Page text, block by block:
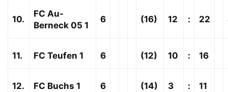
10.
FC Au-
Berneck 05 1
6 (16) 12 : 22
11. FC Teufen 1 6 (12) 10 : 16
12. FC Buchs 1 6 (14) 3 : 11